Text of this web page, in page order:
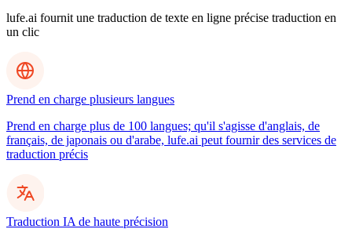
lufe.ai fournit une traduction de texte en ligne précise traduction en
un clic
Prend en charge plusieurs langues
Prend en charge plus de 100 langues; qu'il s'agisse d'anglais, de
français, de japonais ou d'arabe, lufe.ai peut fournir des services de
traduction précis
Traduction IA de haute précision